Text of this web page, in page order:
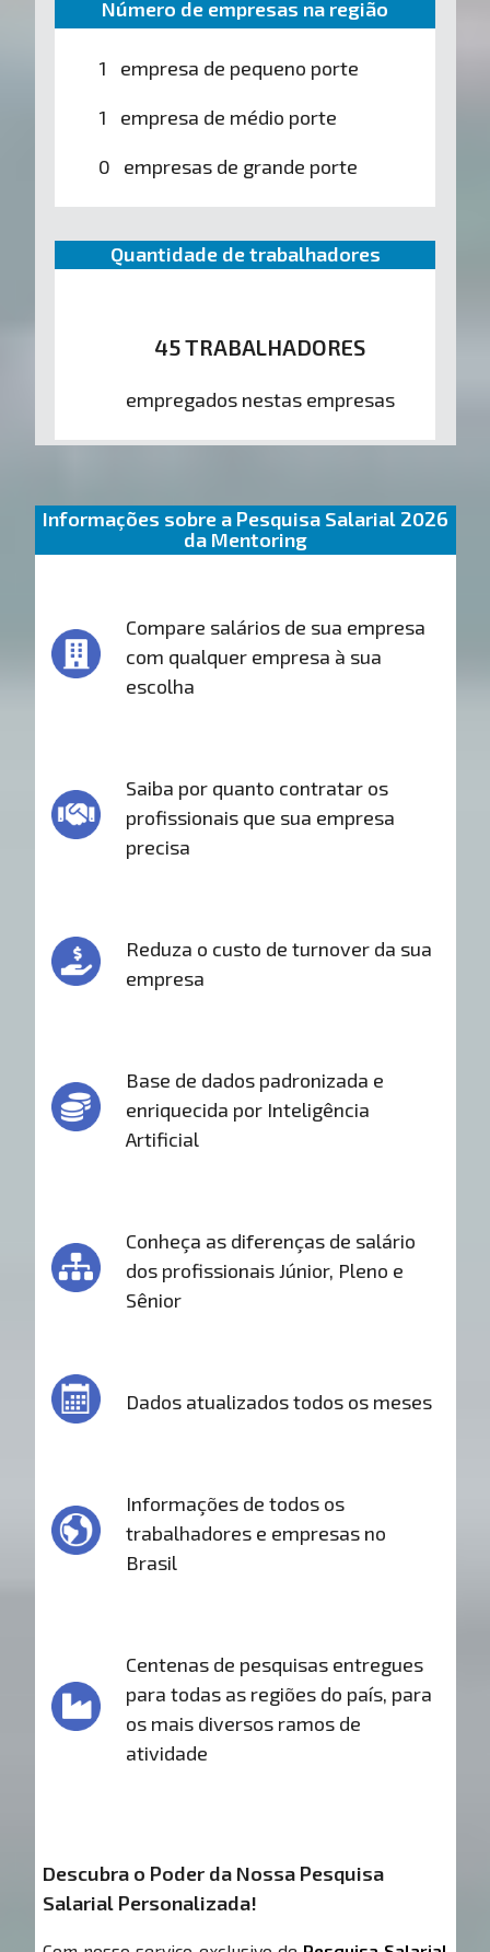
Número de empresas na região
1 empresa de pequeno porte
1 empresa de médio porte
0 empresas de grande porte
Quantidade de trabalhadores
45 TRABALHADORES
empregados nestas empresas
Informações sobre a Pesquisa Salarial 2026
da Mentoring
Compare salários de sua empresa
com qualquer empresa à sua
escolha
Saiba por quanto contratar os
profissionais que sua empresa
precisa
Reduza o custo de turnover da sua
empresa
Base de dados padronizada e
enriquecida por Inteligência
Artificial
Conheça as diferenças de salário
dos profissionais Júnior, Pleno e
Sênior
Dados atualizados todos os meses
Informações de todos os
trabalhadores e empresas no
Brasil
Centenas de pesquisas entregues
para todas as regiões do país, para
os mais diversos ramos de
atividade
Descubra o Poder da Nossa Pesquisa
Salarial Personalizada!